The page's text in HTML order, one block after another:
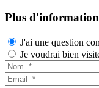
Plus
J'ai une question
Je voudrai bien